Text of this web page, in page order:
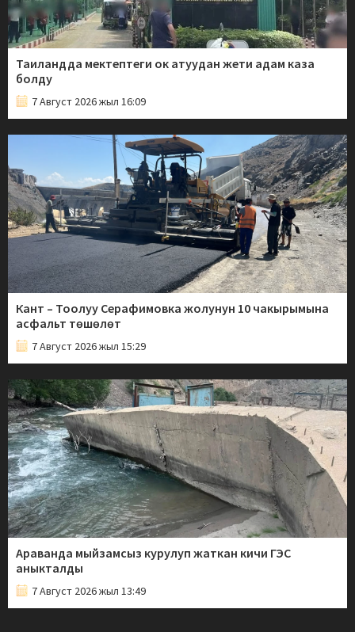
Таиландда мектептеги ок атуудан жети адам каза
болду
7 Август 2026 жыл 16:09
Кант – Тоолуу Серафимовка жолунун 10 чакырымына
асфальт төшөлөт
7 Август 2026 жыл 15:29
Араванда мыйзамсыз курулуп жаткан кичи ГЭС
аныкталды
7 Август 2026 жыл 13:49